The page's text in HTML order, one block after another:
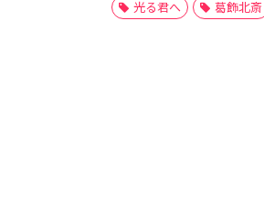
光る君へ 葛飾北斎